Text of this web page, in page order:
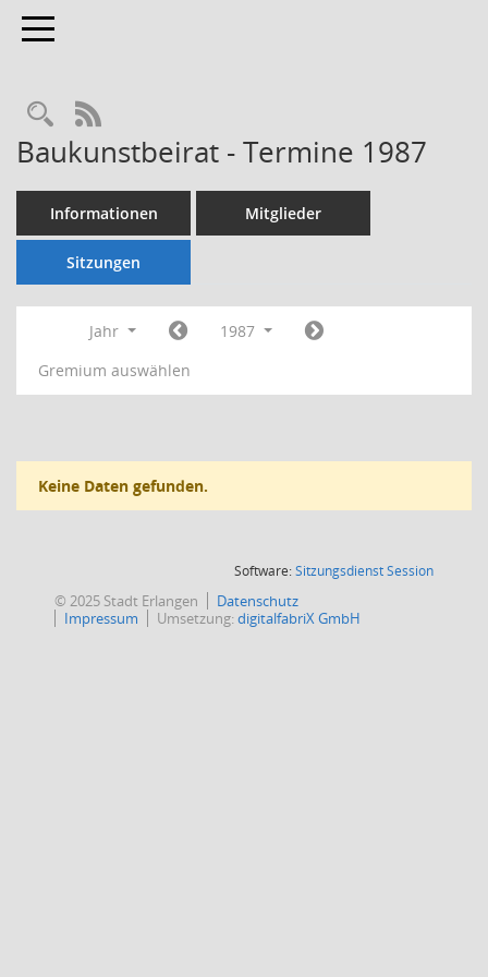
Toggle navigation
Rechercheauswahl
RSS-Feed
Baukunstbeirat - Termine 1987
Informationen Mitglieder
Sitzungen
Jahr
1987
Gremium auswählen
Keine Daten gefunden.
Software:SitzungsdienstSession(Wird in
© 2025 Stadt Erlangen
Datenschutz
Impressum
Umsetzung:digitalfabriX GmbH